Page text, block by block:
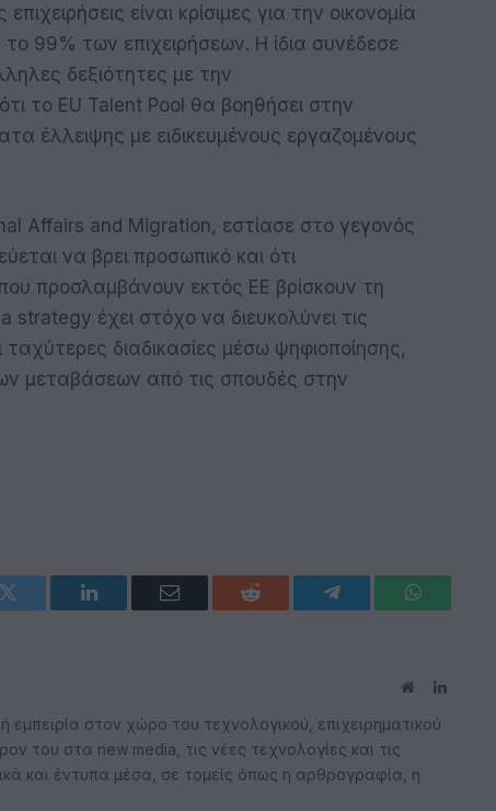
είναι κρίσιμες για την οικονομία
99% των επιχειρήσεων. Η ίδια συνέδεσε
δεξιότητες με την
το EU Talent Pool θα βοηθήσει στην
έλλειψης με ειδικευμένους εργαζομένους
Affairs and Migration, εστίασε στο γεγονός
να βρει προσωπικό και ότι
που προσλαμβάνουν εκτός ΕΕ βρίσκουν τη
έχει στόχο να διευκολύνει τις
διαδικασίες μέσω ψηφιοποίησης,
μεταβάσεων από τις σπουδές στην
Twitter LinkedIn Email Reddit Telegram WhatsApp
WebsiteLinkedIn
στον χώρο του τεχνολογικού, επιχειρηματικού
του στα new media, τις νέες τεχνολογίες και τις
και έντυπα μέσα, σε τομείς όπως η αρθρογραφία, η